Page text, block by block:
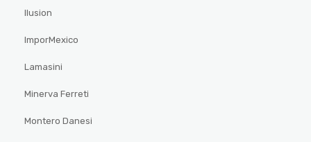
Ilusion
ImporMexico
Lamasini
Minerva Ferreti
Montero Danesi